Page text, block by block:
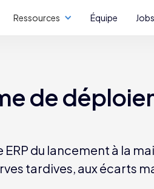
Ressources Équipe Jobs
de
du lancement à la
tardives, aux écarts